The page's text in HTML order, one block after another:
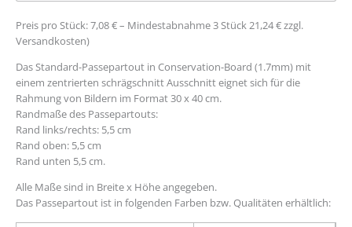
Preis pro Stück: 7,08 € – Mindestabnahme 3 Stück 21,24 € zzgl.
Versandkosten)
Das Standard-Passepartout in Conservation-Board (1.7mm) mit
einem zentrierten schrägschnitt Ausschnitt eignet sich für die
Rahmung von Bildern im Format 30 x 40 cm.
Randmaße des Passepartouts:
Rand links/rechts: 5,5 cm
Rand oben: 5,5 cm
Rand unten 5,5 cm.
Alle Maße sind in Breite x Höhe angegeben.
Das Passepartout ist in folgenden Farben bzw. Qualitäten erhältlich: